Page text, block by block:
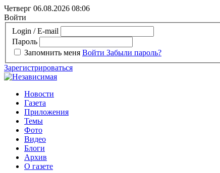
Четверг 06.08.2026 08:06
Войти
Login / E-mail
Пароль
Запомнить меня Войти Забыли пароль?
Зарегистрироваться
Новости
Газета
Приложения
Темы
Фото
Видео
Блоги
Архив
О газете